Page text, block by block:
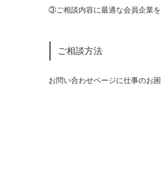
③ご相談内容に最適な会員企業を
ご相談方法
お問い合わせページに仕事のお